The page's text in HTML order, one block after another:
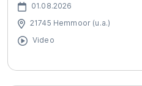
01.08.2026
21745 Hemmoor (u.a.)
Video